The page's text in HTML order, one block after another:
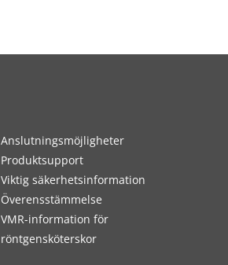
Anslutningsmöjligheter
Produktsupport
Viktig säkerhetsinformation
Överensstämmelse
VMR-information för
röntgensköterskor